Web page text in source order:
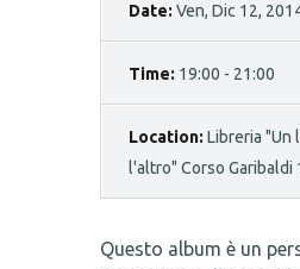
Date: Ven, Dic 12,
Time: 19:00 - 21:00
Location: Libreria "Un
l'altro" Corso Garibaldi
Questo album è un